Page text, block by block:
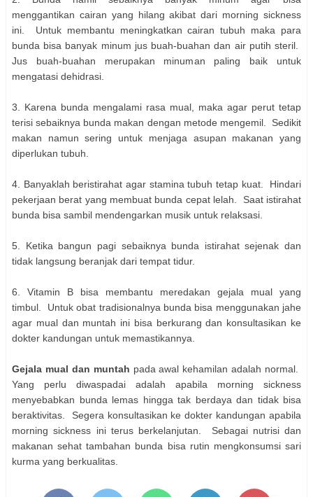
menggantikan cairan yang hilang akibat dari morning sickness
ini. Untuk membantu meningkatkan cairan tubuh maka para
bunda bisa banyak minum jus buah-buahan dan air putih steril.
Jus buah-buahan merupakan minuman paling baik untuk
mengatasi dehidrasi.
3. Karena bunda mengalami rasa mual, maka agar perut tetap
terisi sebaiknya bunda makan dengan metode mengemil. Sedikit
makan namun sering untuk menjaga asupan makanan yang
diperlukan tubuh.
4. Banyaklah beristirahat agar stamina tubuh tetap kuat. Hindari
pekerjaan berat yang membuat bunda cepat lelah. Saat istirahat
bunda bisa sambil mendengarkan musik untuk relaksasi.
5. Ketika bangun pagi sebaiknya bunda istirahat sejenak dan
tidak langsung beranjak dari tempat tidur.
6. Vitamin B bisa membantu meredakan gejala mual yang
timbul. Untuk obat tradisionalnya bunda bisa menggunakan jahe
agar mual dan muntah ini bisa berkurang dan konsultasikan ke
dokter kandungan untuk memastikannya.
Gejala mual dan muntah pada awal kehamilan adalah normal.
Yang perlu diwaspadai adalah apabila morning sickness
menyebabkan bunda lemas hingga tak berdaya dan tidak bisa
beraktivitas. Segera konsultasikan ke dokter kandungan apabila
morning sickness ini terus berkelanjutan. Sebagai nutrisi dan
makanan sehat tambahan bunda bisa rutin mengkonsumsi sari
kurma yang berkualitas.